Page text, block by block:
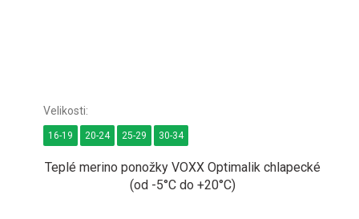
Teplé merino ponožky VOXX Optimalik chlapecké
(od -5°C do +20°C)
16-19 20-24 25-29 30-34